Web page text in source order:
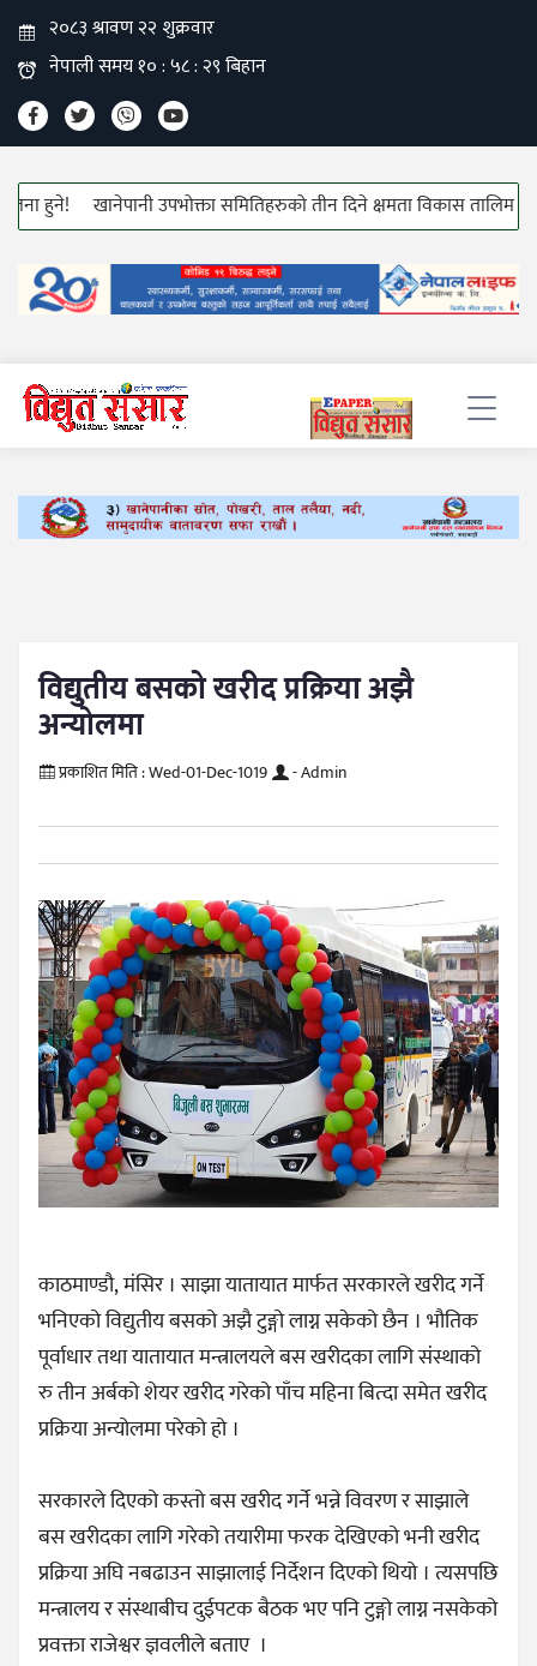
खानेपानी उपभोक्ता समितिहरुको तीन दिने क्षमता विकास तालिम सुरु!
विद्युतीय बसको खरीद प्रक्रिया अझै
अन्योलमा
प्रकाशित मिति :Wed-01-Dec-1019 - Admin
काठमाण्डौ, मंसिर । साझा यातायात मार्फत सरकारले खरीद गर्ने
भनिएको विद्युतीय बसको अझै टुङ्गो लाग्न सकेको छैन । भौतिक
पूर्वाधार तथा यातायात मन्त्रालयले बस खरीदका लागि संस्थाको
रु तीन अर्बको शेयर खरीद गरेको पाँच महिना बित्दा समेत खरीद
प्रक्रिया अन्योलमा परेको हो ।
सरकारले दिएको कस्तो बस खरीद गर्ने भन्ने विवरण र साझाले
बस खरीदका लागि गरेको तयारीमा फरक देखिएको भनी खरीद
प्रक्रिया अघि नबढाउन साझालाई निर्देशन दिएको थियो । त्यसपछि
मन्त्रालय र संस्थाबीच दुईपटक बैठक भए पनि टुङ्गो लाग्न नसकेको
प्रवक्ता राजेश्वर ज्ञवलीले बताए ।